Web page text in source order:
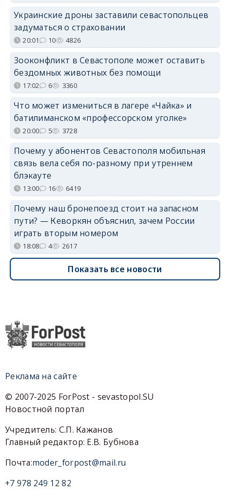
Украинские дроны заставили севастопольцев
задуматься о страховании
20:01 10 4826
Зооконфликт в Севастополе может оставить
бездомных животных без помощи
17:02 6 3360
Что может измениться в лагере «Чайка» и
батилиманском «профессорском уголке»
20:00 5 3728
Почему у абонентов Севастополя мобильная
связь вела себя по-разному при утреннем
блэкауте
13:00 16 6419
Почему наш бронепоезд стоит на запасном
пути? — Кеворкян объяснил, зачем России
играть вторым номером
18:08 4 2617
Показать все новости
Реклама на сайте
© 2007-2025 ForPost - sevastopol.SU
Новостной портал
Учредитель: С.П. Кажанов
Главный редактор: Е.В. Бубнова
Почта:moder_forpost@mail.ru
+7 978 249 12 82